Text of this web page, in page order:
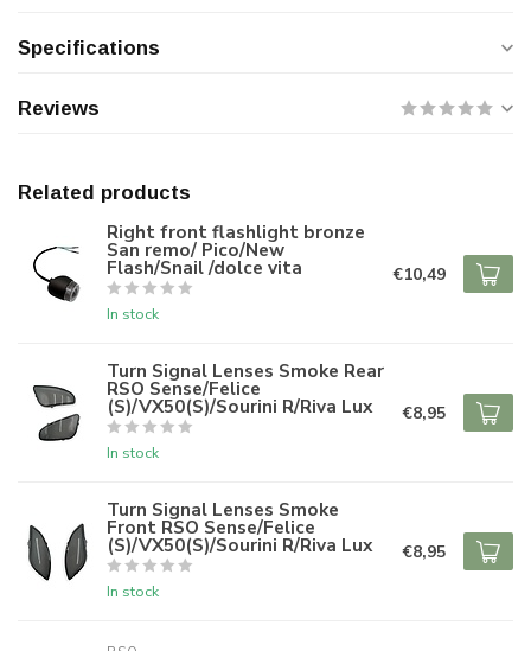
Specifications
Reviews
Related products
Right front flashlight bronze
San remo/ Pico/New
Flash/Snail /dolce vita
In stock
€10,49
Turn Signal Lenses Smoke Rear
RSO Sense/Felice
(S)/VX50(S)/Sourini R/Riva Lux
In stock
€8,95
Turn Signal Lenses Smoke
Front RSO Sense/Felice
(S)/VX50(S)/Sourini R/Riva Lux
In stock
€8,95